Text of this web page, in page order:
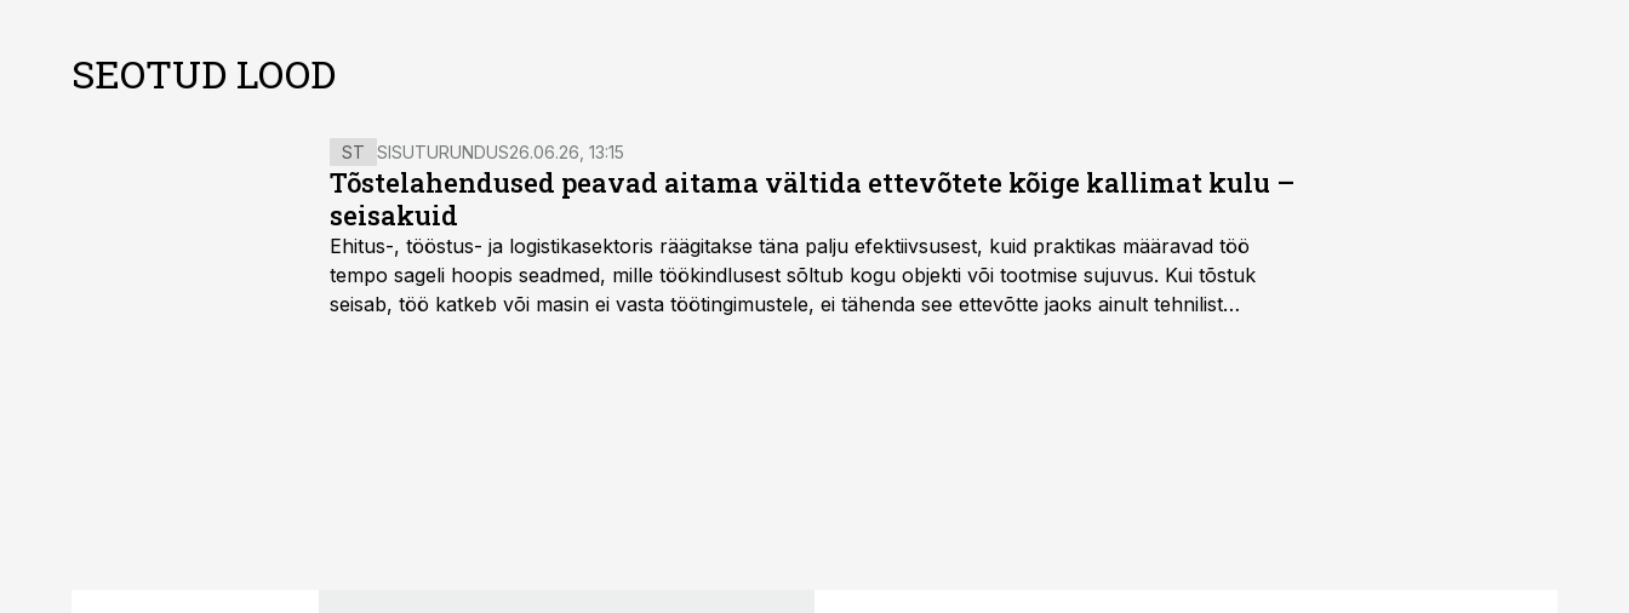
SEOTUD LOOD
ST SISUTURUNDUS26.06.26, 13:15
Tõstelahendused peavad aitama vältida ettevõtete kõige kallimat kulu –
seisakuid
Ehitus-, tööstus- ja logistikasektoris räägitakse täna palju efektiivsusest, kuid praktikas määravad töö
tempo sageli hoopis seadmed, mille töökindlusest sõltub kogu objekti või tootmise sujuvus. Kui tõstuk
seisab, töö katkeb või masin ei vasta töötingimustele, ei tähenda see ettevõtte jaoks ainult tehnilist